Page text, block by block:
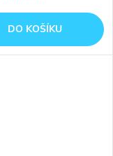
DO KOŠÍKU